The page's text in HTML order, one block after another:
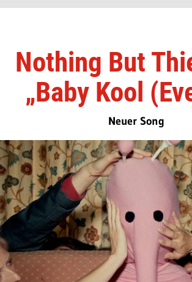
Nothing But
„Baby Kool
Neuer Song